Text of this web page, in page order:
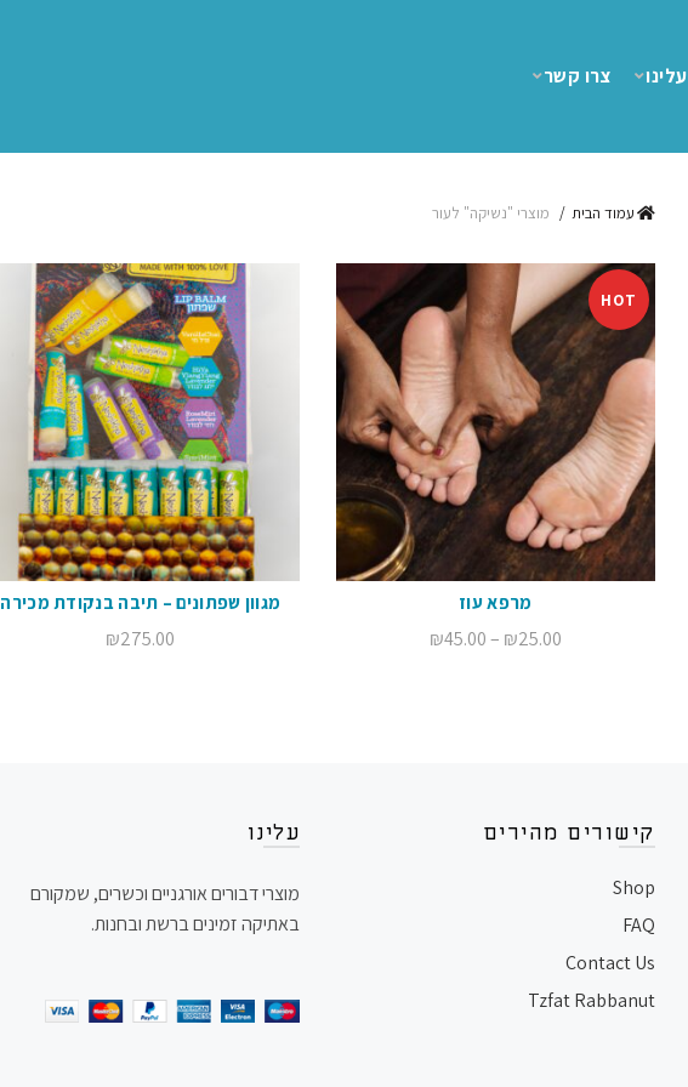
עלינו צרו קשר
עמוד הבית מוצרי "נשיקה" לעור
HOT
QUICK SHOP
מרפא עוז
₪25.00
–
₪45.00
הוספה לסל
מגוון שפתונים – תיבה בנקודת מכירה
₪275.00
קישורים מהירים
Shop
FAQ
Contact Us
Tzfat Rabbanut
עלינו
מוצרי דבורים אורגניים וכשרים, שמקורם
באתיקה זמינים ברשת ובחנות.